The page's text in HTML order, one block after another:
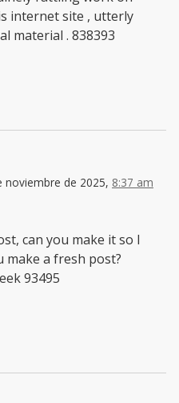
internet site , utterly
material . 838393
noviembre de 2025, 8:37 am
can you make it so I
make a fresh post?
93495